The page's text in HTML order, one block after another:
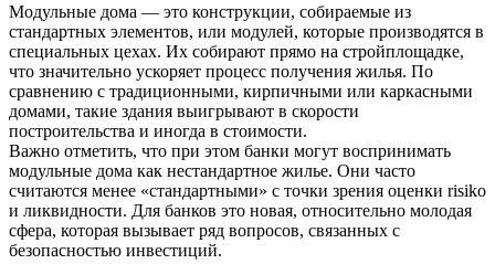
Модульные дома — это конструкции, собираемые из
стандартных элементов, или модулей, которые производятся в
специальных цехах. Их собирают прямо на стройплощадке,
что значительно ускоряет процесс получения жилья. По
сравнению с традиционными, кирпичными или каркасными
домами, такие здания выигрывают в скорости
построительства и иногда в стоимости.
Важно отметить, что при этом банки могут воспринимать
модульные дома как нестандартное жилье. Они часто
считаются менее «стандартными» с точки зрения оценки risiko
и ликвидности. Для банков это новая, относительно молодая
сфера, которая вызывает ряд вопросов, связанных с
безопасностью инвестиций.